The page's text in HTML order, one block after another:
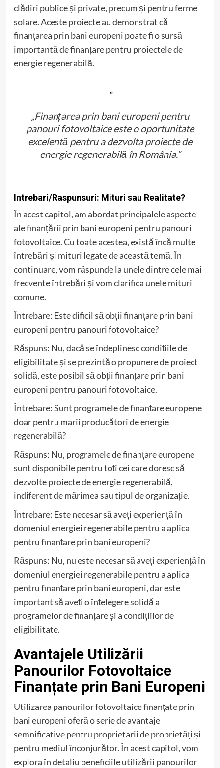
clădiri publice și private, precum și pentru ferme
solare. Aceste proiecte au demonstrat că
finanțarea prin bani europeni poate fi o sursă
importantă de finanțare pentru proiectele de
energie regenerabilă.
„Finanțarea prin bani europeni pentru
panouri fotovoltaice este o oportunitate
excelentă pentru a dezvolta proiecte de
energie regenerabilă în România.”
Intrebari/Raspunsuri: Mituri sau Realitate?
În acest capitol, am abordat principalele aspecte
ale finanțării prin bani europeni pentru panouri
fotovoltaice. Cu toate acestea, există încă multe
întrebări și mituri legate de această temă. În
continuare, vom răspunde la unele dintre cele mai
frecvente întrebări și vom clarifica unele mituri
comune.
Întrebare: Este dificil să obții finanțare prin bani
europeni pentru panouri fotovoltaice?
Răspuns: Nu, dacă se îndeplinesc condițiile de
eligibilitate și se prezintă o propunere de proiect
solidă, este posibil să obții finanțare prin bani
europeni pentru panouri fotovoltaice.
Întrebare: Sunt programele de finanțare europene
doar pentru marii producători de energie
regenerabilă?
Răspuns: Nu, programele de finanțare europene
sunt disponibile pentru toți cei care doresc să
dezvolte proiecte de energie regenerabilă,
indiferent de mărimea sau tipul de organizație.
Întrebare: Este necesar să aveți experiență în
domeniul energiei regenerabile pentru a aplica
pentru finanțare prin bani europeni?
Răspuns: Nu, nu este necesar să aveți experiență în
domeniul energiei regenerabile pentru a aplica
pentru finanțare prin bani europeni, dar este
important să aveți o înțelegere solidă a
programelor de finanțare și a condițiilor de
eligibilitate.
Avantajele Utilizării
Panourilor Fotovoltaice
Finanțate prin Bani Europeni
Utilizarea panourilor fotovoltaice finanțate prin
bani europeni oferă o serie de avantaje
semnificative pentru proprietarii de proprietăți și
pentru mediul înconjurător. În acest capitol, vom
explora în detaliu beneficiile utilizării panourilor